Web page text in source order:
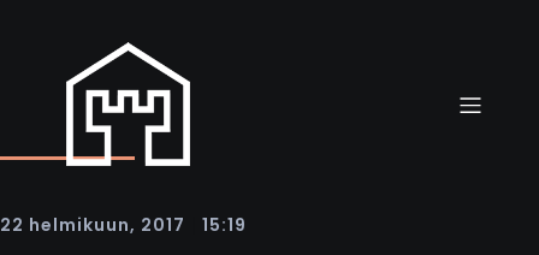
22 helmikuun, 2017 15:19